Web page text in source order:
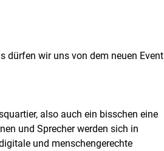
dürfen wir uns von dem neuen Event
also auch ein bisschen eine
und Sprecher werden sich in
und menschengerechte